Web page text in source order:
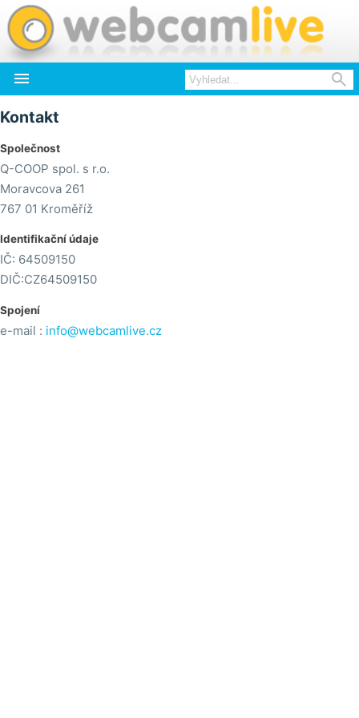
 
Kontakt
Společnost
Q-COOP spol. s r.o.
Moravcova 261
767 01 Kroměříž
Identifikační údaje
IČ: 64509150
DIČ:CZ64509150
Spojení
e-mail : info@webcamlive.cz